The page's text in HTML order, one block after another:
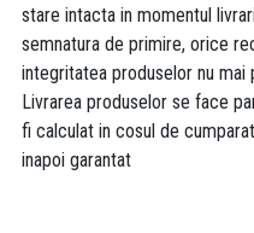
stare intacta in momentul
semnatura de primire, orice
integritatea produselor nu mai
Livrarea produselor se face
fi calculat in cosul de
inapoi garantat